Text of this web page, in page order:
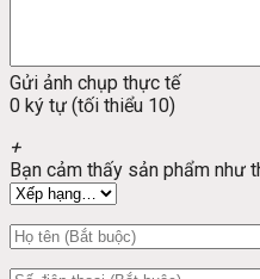
Gửi ảnh chụp thực tế
0 ký tự (tối thiểu 10)
+
Bạn cảm thấy sản phẩm như